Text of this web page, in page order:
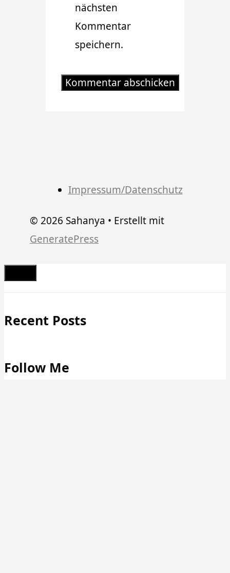
nächsten
Kommentar
speichern.
Impressum/Datenschutz
© 2026 Sahanya • Erstellt mit
GeneratePress
Schließen
Recent Posts
Follow Me